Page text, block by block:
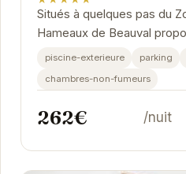
Situés à quelques pas du
Hameaux de Beauval
hébergements spacieux
piscine-exterieure parking
chambres-non-fumeurs
262€ /nuit